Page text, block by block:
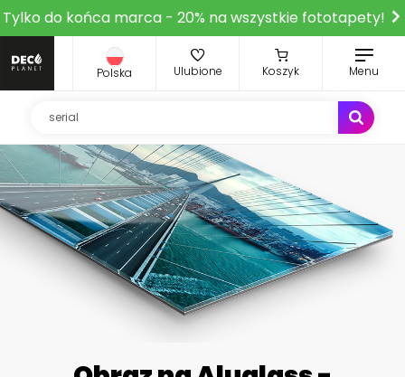
Tylko do końca marca - 20% na wszystkie fototapety!
Polska Ulubione Koszyk Menu